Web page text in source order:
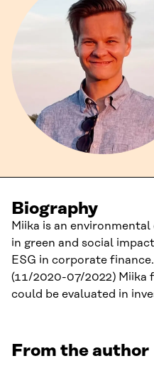
Biography
Miika is an
in green and social
ESG in corporate
(11/2020-07/2022) Miika
could be evaluated in
From the author